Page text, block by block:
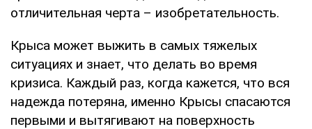
отличительная черта – изобретательность.
Крыса может выжить в самых тяжелых
ситуациях и знает, что делать во время
кризиса. Каждый раз, когда кажется, что вся
надежда потеряна, именно Крысы спасаются
первыми и вытягивают на поверхность